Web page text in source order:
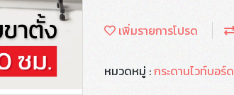
เพิ่มรายการโปรด
หมวดหมู่ :กระดานไวท์บอร์ด